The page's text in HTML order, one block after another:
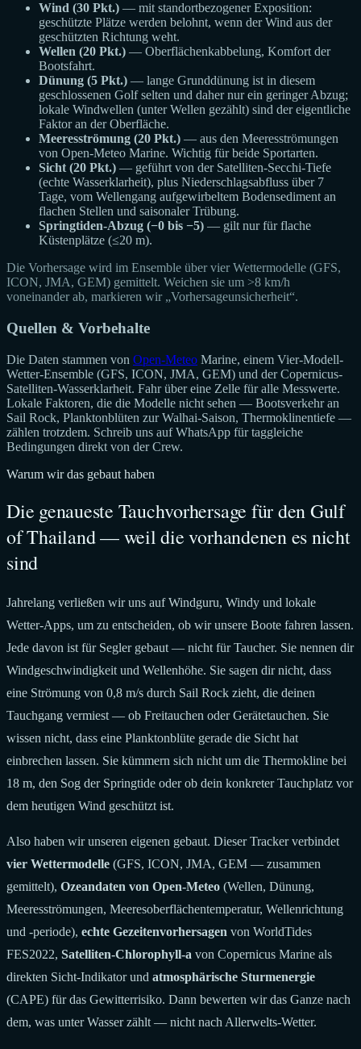
Wind (30 Pkt.) — mit standortbezogener Exposition:
geschützte Plätze werden belohnt, wenn der Wind aus der
geschützten Richtung weht.
Wellen (20 Pkt.) — Oberflächenkabbelung, Komfort der
Bootsfahrt.
Dünung (5 Pkt.) — lange Grunddünung ist in diesem
geschlossenen Golf selten und daher nur ein geringer Abzug;
lokale Windwellen (unter Wellen gezählt) sind der eigentliche
Faktor an der Oberfläche.
Meeresströmung (20 Pkt.) — aus den Meeresströmungen
von Open-Meteo Marine. Wichtig für beide Sportarten.
Sicht (20 Pkt.) — geführt von der Satelliten-Secchi-Tiefe
(echte Wasserklarheit), plus Niederschlagsabfluss über 7
Tage, vom Wellengang aufgewirbeltem Bodensediment an
flachen Stellen und saisonaler Trübung.
Springtiden-Abzug (−0 bis −5) — gilt nur für flache
Küstenplätze (≤20 m).
Die Vorhersage wird im Ensemble über vier Wettermodelle (GFS,
ICON, JMA, GEM) gemittelt. Weichen sie um >8 km/h
voneinander ab, markieren wir „Vorhersageunsicherheit“.
Quellen & Vorbehalte
Die Daten stammen von Open-Meteo Marine, einem Vier-Modell-
Wetter-Ensemble (GFS, ICON, JMA, GEM) und der Copernicus-
Satelliten-Wasserklarheit. Fahr über eine Zelle für alle Messwerte.
Lokale Faktoren, die die Modelle nicht sehen — Bootsverkehr an
Sail Rock, Planktonblüten zur Walhai-Saison, Thermoklinentiefe —
zählen trotzdem. Schreib uns auf WhatsApp für taggleiche
Bedingungen direkt von der Crew.
Warum wir das gebaut haben
Die genaueste Tauchvorhersage für den Gulf
of Thailand — weil die vorhandenen es nicht
sind
Jahrelang verließen wir uns auf Windguru, Windy und lokale
Wetter-Apps, um zu entscheiden, ob wir unsere Boote fahren lassen.
Jede davon ist für Segler gebaut — nicht für Taucher. Sie nennen dir
Windgeschwindigkeit und Wellenhöhe. Sie sagen dir nicht, dass
eine Strömung von 0,8 m/s durch Sail Rock zieht, die deinen
Tauchgang vermiest — ob Freitauchen oder Gerätetauchen. Sie
wissen nicht, dass eine Planktonblüte gerade die Sicht hat
einbrechen lassen. Sie kümmern sich nicht um die Thermokline bei
18 m, den Sog der Springtide oder ob dein konkreter Tauchplatz vor
dem heutigen Wind geschützt ist.
Also haben wir unseren eigenen gebaut. Dieser Tracker verbindet
vier Wettermodelle (GFS, ICON, JMA, GEM — zusammen
gemittelt), Ozeandaten von Open-Meteo (Wellen, Dünung,
Meeresströmungen, Meeresoberflächentemperatur, Wellenrichtung
und -periode), echte Gezeitenvorhersagen von WorldTides
FES2022, Satelliten-Chlorophyll-a von Copernicus Marine als
direkten Sicht-Indikator und atmosphärische Sturmenergie
(CAPE) für das Gewitterrisiko. Dann bewerten wir das Ganze nach
dem, was unter Wasser zählt — nicht nach Allerwelts-Wetter.